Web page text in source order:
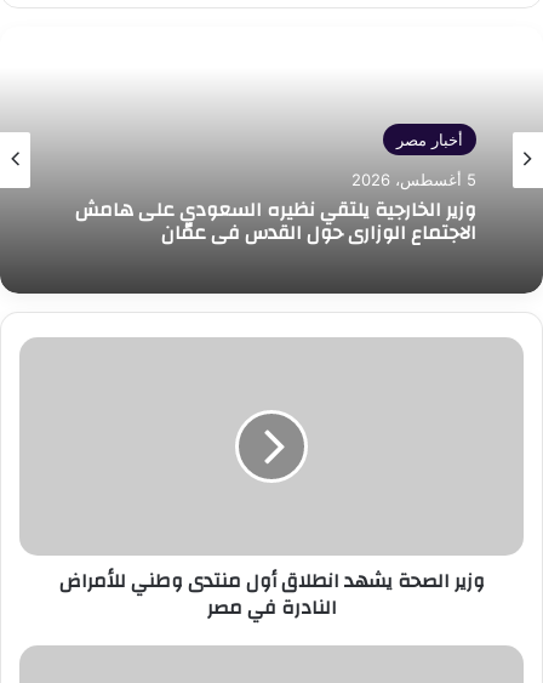
أخبار مصر
5 أغسطس، 2026
وزير الخارجية يلتقي نظيره السعودي على هامش
الاجتماع الوزاري حول القدس في عمّان
وزير
النادرة
وزير الصحة يشهد انطلاق أول منتدى وطني للأمراض
النادرة في مصر
وزير